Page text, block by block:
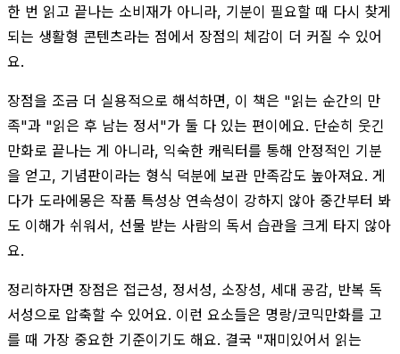
한 번 읽고 끝나는 소비재가 아니라, 기분이 필요할 때 다시 찾게
되는 생활형 콘텐츠라는 점에서 장점의 체감이 더 커질 수 있어
요.
장점을 조금 더 실용적으로 해석하면, 이 책은 "읽는 순간의 만
족"과 "읽은 후 남는 정서"가 둘 다 있는 편이에요. 단순히 웃긴
만화로 끝나는 게 아니라, 익숙한 캐릭터를 통해 안정적인 기분
을 얻고, 기념판이라는 형식 덕분에 보관 만족감도 높아져요. 게
다가 도라에몽은 작품 특성상 연속성이 강하지 않아 중간부터 봐
도 이해가 쉬워서, 선물 받는 사람의 독서 습관을 크게 타지 않아
요.
정리하자면 장점은 접근성, 정서성, 소장성, 세대 공감, 반복 독
서성으로 압축할 수 있어요. 이런 요소들은 명랑/코믹만화를 고
를 때 가장 중요한 기준이기도 해요. 결국 "재미있어서 읽는